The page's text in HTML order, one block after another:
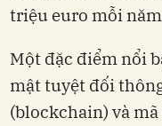
triệu euro mỗi
Một đặc điểm nổi
mật tuyệt đối
(blockchain) và